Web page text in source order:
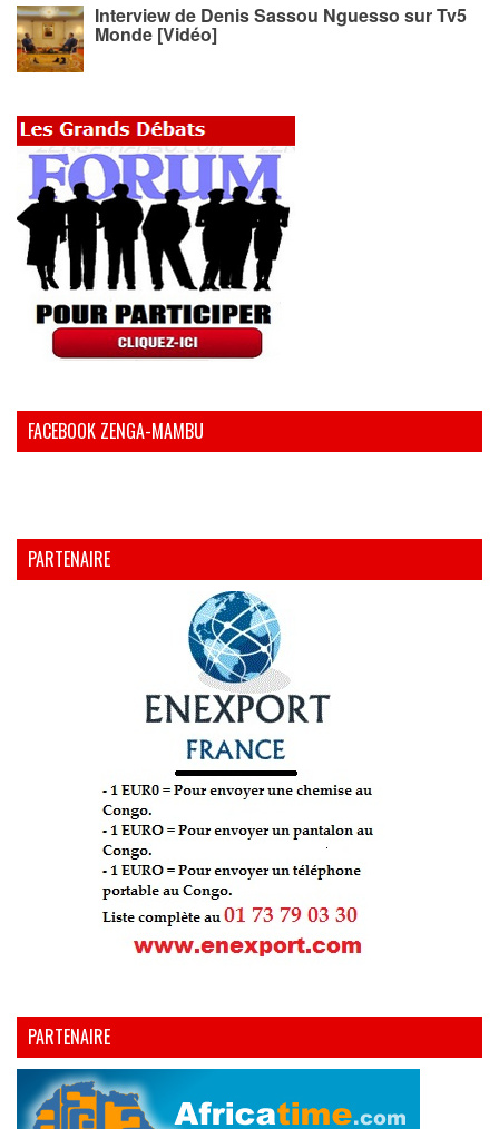
Interview de Denis Sassou Nguesso sur Tv5
Monde [Vidéo]
FACEBOOK ZENGA-MAMBU
PARTENAIRE
PARTENAIRE